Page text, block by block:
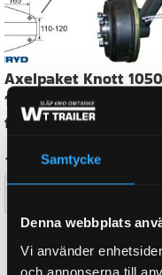
Samtycke
Denna webbplats
Vi använder
och annonserna till
AXEL B-MÅTT
TOTALVIKT
BULTCIRKEL
WEIGHT